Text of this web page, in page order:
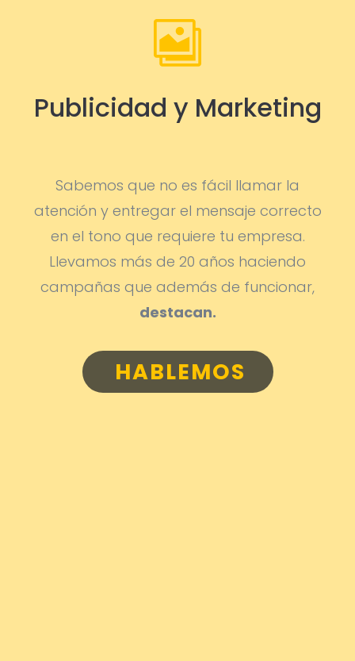

Publicidad y Marketing
Sabemos que no es fácil llamar la
atención y entregar el mensaje correcto
en el tono que requiere tu empresa.
Llevamos más de 20 años haciendo
campañas que además de funcionar,
destacan.
HABLEMOS